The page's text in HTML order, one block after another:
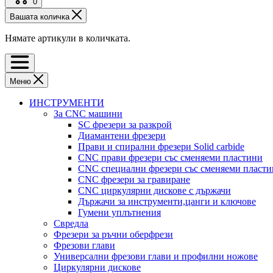
Вашата количка
Нямате артикули в количката.
Меню
ИНСТРУМЕНТИ
За CNC машини
SC фрезери за разкрой
Диамантени фрезери
Прави и спирални фрезери Solid carbide
CNC прави фрезери със сменяеми пластини
CNC специални фрезери със сменяеми
CNC фрезери за гравиране
CNC циркулярни дискове с държачи
Държачи за инструменти,цанги и ключове
Гумени уплътнения
Свредла
Фрезери за ръчни оберфрези
Фрезови глави
Универсални фрезови глави и профилни ножове
Циркулярни дискове